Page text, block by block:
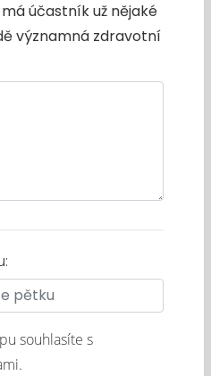
účastník už nějaké
významná zdravotní
souhlasíte s
.